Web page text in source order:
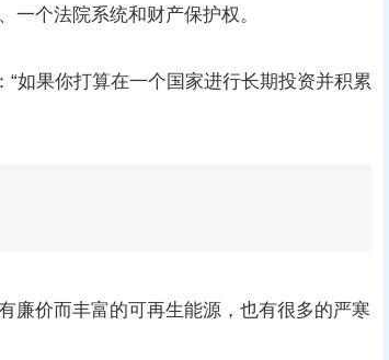
一个法院系统和财产保护权。
如果你打算在一个国家进行长期投资并积累
廉价而丰富的可再生能源，也有很多的严寒